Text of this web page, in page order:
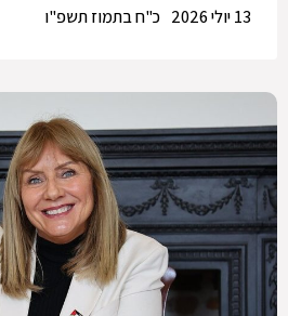
כ"ח בתמוז תשפ"ו
13 יולי 2026